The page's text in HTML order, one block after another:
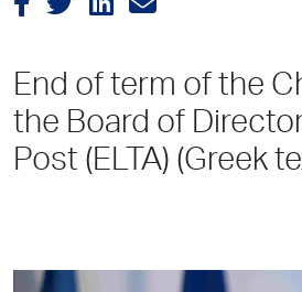
End of term of the
the Board of
Post (ELTA) (Greek